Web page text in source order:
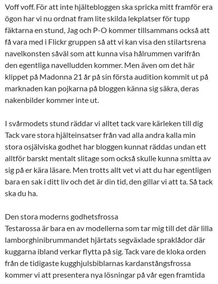
Voff voff. För att inte hjältebloggen ska spricka mitt framför era
ögon har vi nu ordnat fram lite skilda lekplatser för tupp
fäktarna en stund, Jag och P-O kommer tillsammans också att
få vara med i Flickr gruppen så att vi kan visa den stilartsrena
navelkonsten såväl som att kunna visa hålrummen varifrån
den egentliga navelludden kommer. Men även om det här
klippet på Madonna 21 år på sin första audition kommit ut på
marknaden kan pojkarna på bloggen känna sig säkra, deras
nakenbilder kommer inte ut.
I svårmodets stund räddar vi alltet tack vare kärleken till dig
Tack vare stora hjälteinsatser från vad alla andra kalla min
stora osjälviska godhet har bloggen kunnat räddas undan ett
alltför barskt mentalt slitage som också skulle kunna smitta av
sig på er kära läsare. Men trotts allt vet vi att du har egentligen
bara en sak i ditt liv och det är din tid, den gillar vi att ta. Så tack
ska du ha.
Den stora moderns godhetsfrossa
Testarossa är bara en av modellerna som tar mig till det där lilla
lamborghinibrummandet hjärtats segväxlade spraklådor där
kuggarna ibland verkar flytta på sig. Tack vare de kloka orden
från de tidigaste kugghjulsbiblarnas kardanstångsfrossa
kommer vi att presentera nya lösningar på vår egen framtida